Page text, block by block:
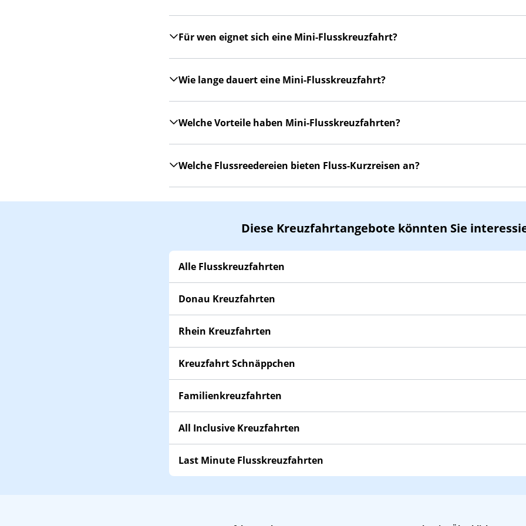
Für wen eignet sich eine Mini-Flusskreuzfahrt?
Wie lange dauert eine Mini-Flusskreuzfahrt?
Welche Vorteile haben Mini-Flusskreuzfahrten?
Welche Flussreedereien bieten Fluss-Kurzreisen an?
Diese Kreuzfahrtangebote könnten Sie
Alle Flusskreuzfahrten
Donau Kreuzfahrten
Rhein Kreuzfahrten
Kreuzfahrt Schnäppchen
Familienkreuzfahrten
All Inclusive Kreuzfahrten
Last Minute Flusskreuzfahrten